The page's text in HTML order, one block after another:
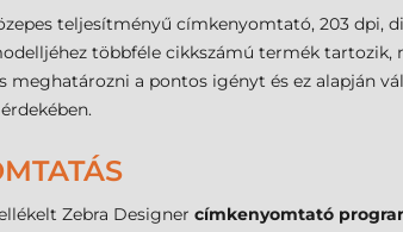
teljesítményű címkenyomtató, 203 dpi,
többféle cikkszámú termék
a pontos igényt és ez alapján
Zebra Designer címkenyomtató